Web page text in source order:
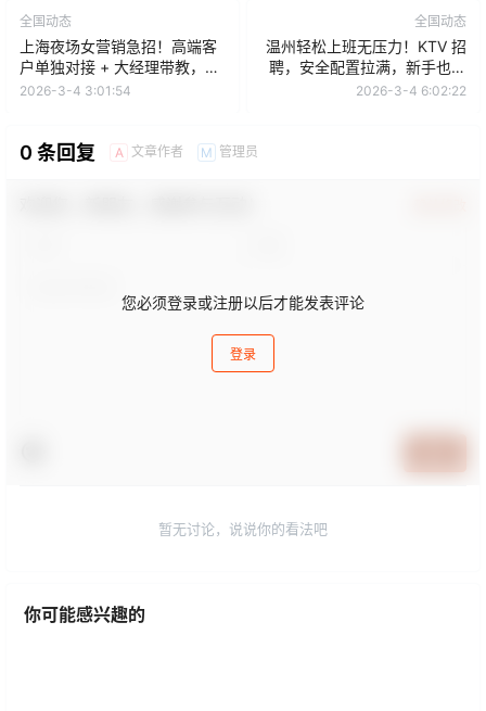
全国动态
上海夜场女营销急招！高端客
户单独对接 + 大经理带教，日
结 1000-2800
2026-3-4 3:01:54
全国动态
温州轻松上班无压力！KTV 招
聘，安全配置拉满，新手也能
快速适应
2026-3-4 6:02:22
0 条回复 A 文章作者 M 管理员
您必须登录或注册以后才能发表评论
登录
暂无讨论，说说你的看法吧
你可能感兴趣的